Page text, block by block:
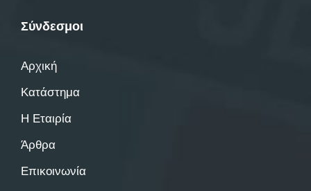
Σύνδεσμοι
Αρχική
Κατάστημα
Η Εταιρία
Άρθρα
Επικοινωνία